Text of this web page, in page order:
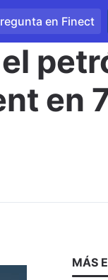
en Finect
en
MÁS